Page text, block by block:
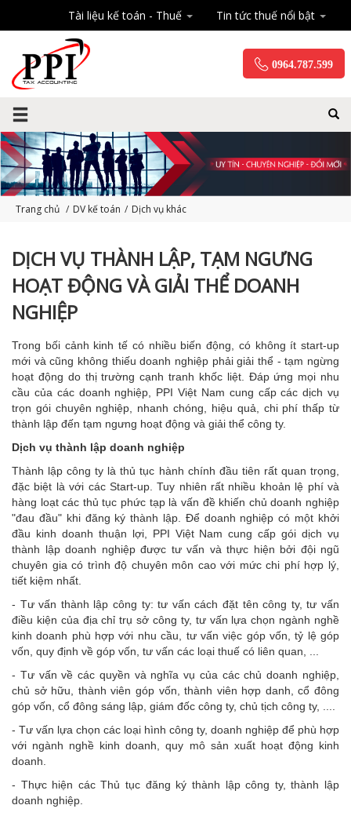
Tài liệu kế toán - Thuế Tin tức thuế nổi bật
0964.787.599
Trang chủ / DV kế toán / Dịch vụ khác
DỊCH VỤ THÀNH LẬP, TẠM NGƯNG
HOẠT ĐỘNG VÀ GIẢI THỂ DOANH
NGHIỆP
Trong bối cảnh kinh tế có nhiều biến động, có không ít start-up
mới và cũng không thiếu doanh nghiệp phải giải thể - tạm ngừng
hoạt động do thị trường cạnh tranh khốc liệt. Đáp ứng mọi nhu
cầu của các doanh nghiệp, PPI Việt Nam cung cấp các dịch vụ
trọn gói chuyên nghiệp, nhanh chóng, hiệu quả, chi phí thấp từ
thành lập đến tạm ngưng hoạt động và giải thể công ty.
Dịch vụ thành lập doanh nghiệp
Thành lập công ty là thủ tục hành chính đầu tiên rất quan trọng,
đặc biệt là với các Start-up. Tuy nhiên rất nhiều khoản lệ phí và
hàng loạt các thủ tục phức tạp là vấn đề khiến chủ doanh nghiệp
"đau đầu" khi đăng ký thành lập. Để doanh nghiệp có một khởi
đầu kinh doanh thuận lợi, PPI Việt Nam cung cấp gói dịch vụ
thành lập doanh nghiệp được tư vấn và thực hiện bởi đội ngũ
chuyên gia có trình độ chuyên môn cao với mức chi phí hợp lý,
tiết kiệm nhất.
- Tư vấn thành lập công ty: tư vấn cách đặt tên công ty, tư vấn
điều kiện của địa chỉ trụ sở công ty, tư vấn lựa chọn ngành nghề
kinh doanh phù hợp với nhu cầu, tư vấn việc góp vốn, tỷ lệ góp
vốn, quy định về góp vốn, tư vấn các loại thuế có liên quan, ...
- Tư vấn về các quyền và nghĩa vụ của các chủ doanh nghiệp,
chủ sở hữu, thành viên góp vốn, thành viên hợp danh, cổ đông
góp vốn, cổ đông sáng lập, giám đốc công ty, chủ tịch công ty, ....
- Tư vấn lựa chọn các loại hình công ty, doanh nghiệp để phù hợp
với ngành nghề kinh doanh, quy mô sản xuất hoạt động kinh
doanh.
- Thực hiện các Thủ tục đăng ký thành lập công ty, thành lập
doanh nghiệp.